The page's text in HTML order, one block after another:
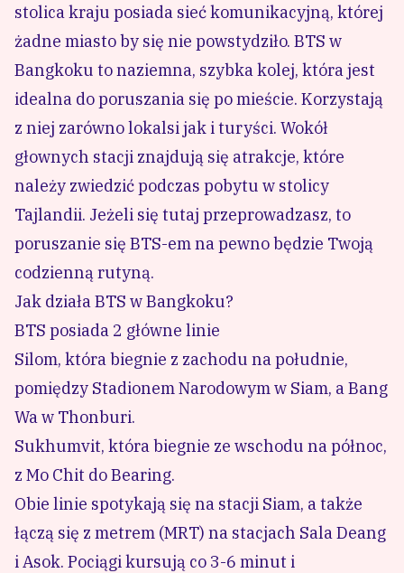
stolica kraju posiada sieć komunikacyjną, której
żadne miasto by się nie powstydziło. BTS w
Bangkoku to naziemna, szybka kolej, która jest
idealna do poruszania się po mieście. Korzystają
z niej zarówno lokalsi jak i turyści. Wokół
głownych stacji znajdują się atrakcje, które
należy zwiedzić podczas pobytu w stolicy
Tajlandii. Jeżeli się tutaj przeprowadzasz, to
poruszanie się BTS-em na pewno będzie Twoją
codzienną rutyną.
Jak działa BTS w Bangkoku?
BTS posiada 2 główne linie
Silom, która biegnie z zachodu na południe,
pomiędzy Stadionem Narodowym w Siam, a Bang
Wa w Thonburi.
Sukhumvit, która biegnie ze wschodu na północ,
z Mo Chit do Bearing.
Obie linie spotykają się na stacji Siam, a także
łączą się z metrem (MRT) na stacjach Sala Deang
i Asok. Pociągi kursują co 3-6 minut i